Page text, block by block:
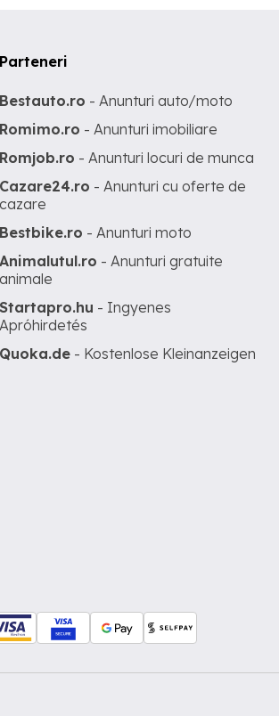
Parteneri
Bestauto.ro - Anunturi auto/moto
Romimo.ro - Anunturi imobiliare
Romjob.ro - Anunturi locuri de munca
Cazare24.ro - Anunturi cu oferte de
cazare
Bestbike.ro - Anunturi moto
Animalutul.ro - Anunturi gratuite
animale
Startapro.hu - Ingyenes
Apróhirdetés
Quoka.de - Kostenlose Kleinanzeigen